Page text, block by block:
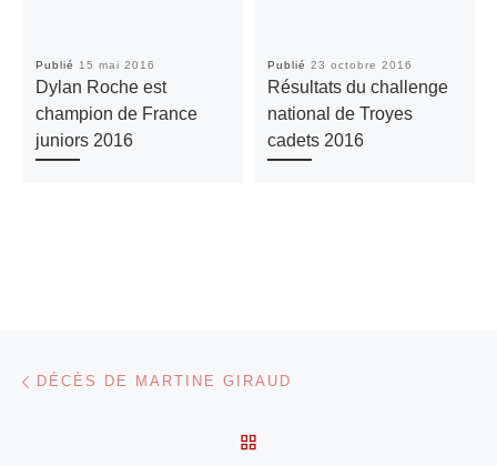
Publié 15 mai 2016
Dylan Roche est
champion de France
juniors 2016
Publié 23 octobre 2016
Résultats du challenge
national de Troyes
cadets 2016
Parcourir les articles
DÉCÈS DE MARTINE GIRAUD